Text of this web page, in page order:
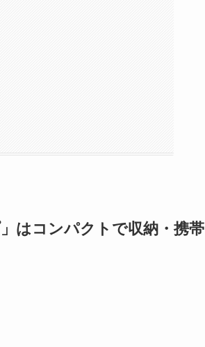
はコンパクトで収納・携帯